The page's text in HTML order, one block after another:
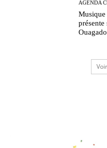
AGENDA
Musique